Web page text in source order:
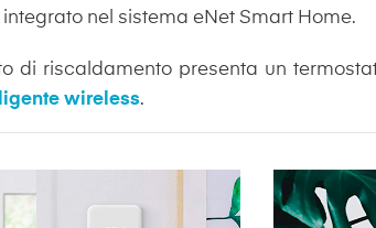
nel sistema eNet Smart Home.
di riscaldamento presenta un
wireless.